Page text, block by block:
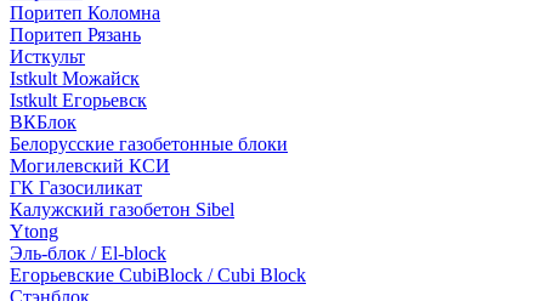
Поритеп Коломна
Поритеп Рязань
Исткульт
Istkult Можайск
Istkult Егорьевск
ВКБлок
Белорусские газобетонные блоки
Могилевский КСИ
ГК Газосиликат
Калужский газобетон Sibel
Ytong
Эль-блок / El-block
Егорьевские CubiBlock / Cubi Block
Стэнблок